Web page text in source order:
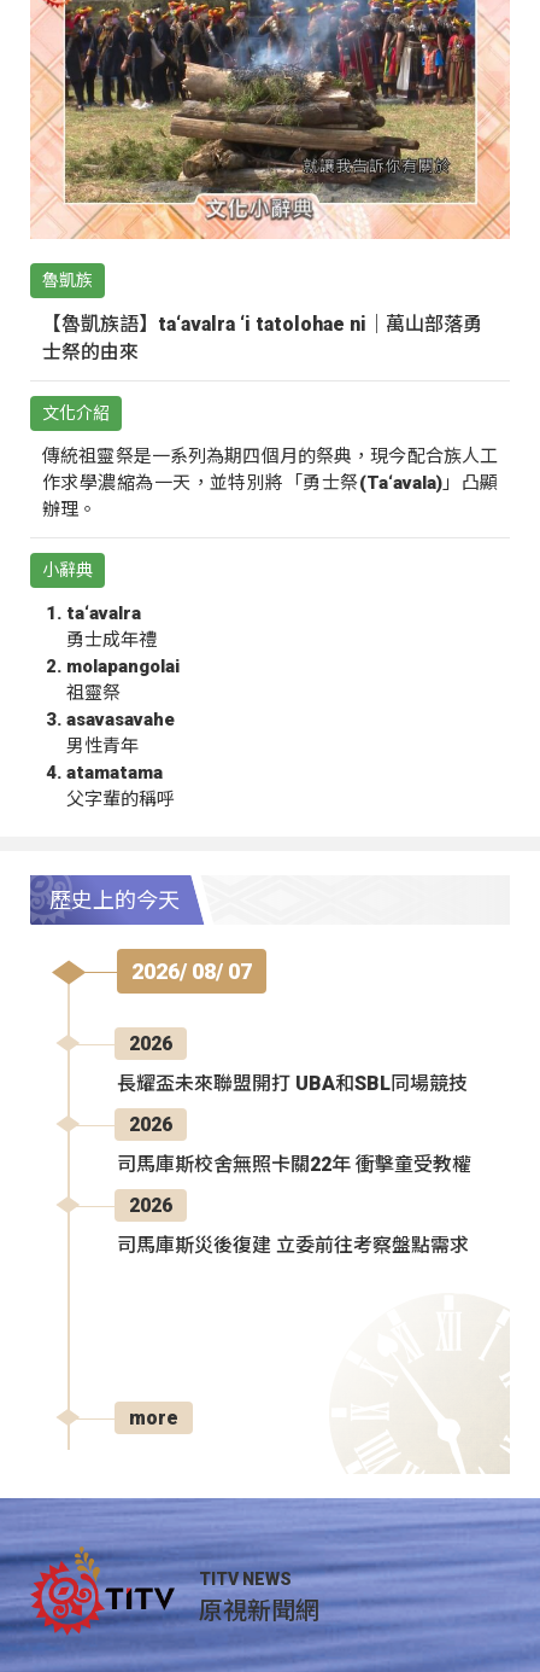
魯凱族
【魯凱族語】ta‘avalra ‘i tatolohae ni｜萬山部落勇
士祭的由來
文化介紹
傳統祖靈祭是一系列為期四個月的祭典，現今配合族人工
作求學濃縮為一天，並特別將「勇士祭(Ta‘avala)」凸顯
辦理。
小辭典
ta‘avalra
勇士成年禮
molapangolai
祖靈祭
asavasavahe
男性青年
atamatama
父字輩的稱呼
歷史上的今天
2026/ 08/ 07
2026
長耀盃未來聯盟開打 UBA和SBL同場競技
2026
司馬庫斯校舍無照卡關22年 衝擊童受教權
2026
司馬庫斯災後復建 立委前往考察盤點需求
more
TITV NEWS
原視新聞網